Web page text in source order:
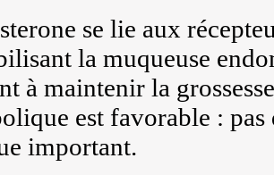
se lie aux
la muqueuse
à maintenir la
est favorable : pas
important.